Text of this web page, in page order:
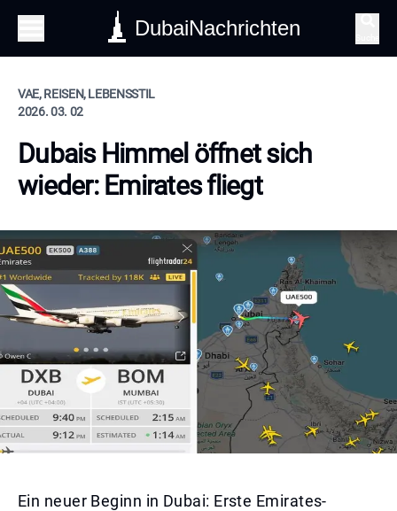
DubaiNachrichten
VAE, REISEN, LEBENSSTIL
2026. 03. 02
Dubais Himmel öffnet sich
wieder: Emirates fliegt
Ein neuer Beginn in Dubai: Erste Emirates-